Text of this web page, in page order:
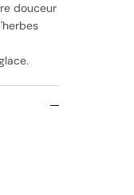
douceur